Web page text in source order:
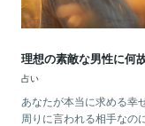
理想の素敵な男性に何
占い
あなたが本当に求める幸
周りに言われる相手なの